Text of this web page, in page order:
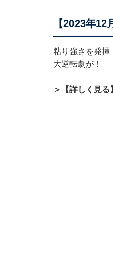
【2023年
粘り強さを発揮
大逆転劇が！
＞【詳しく見